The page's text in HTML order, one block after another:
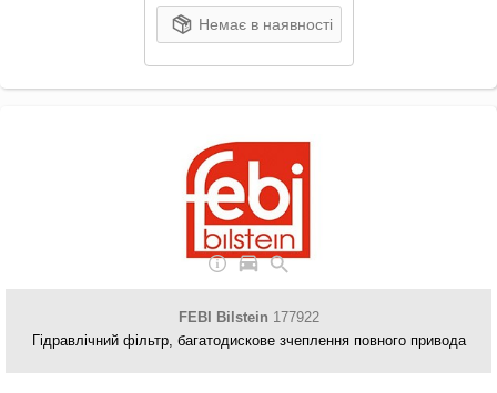
Немає в наявності
FEBI Bilstein 177922
Гідравлічний фільтр, багатодискове зчеплення повного привода